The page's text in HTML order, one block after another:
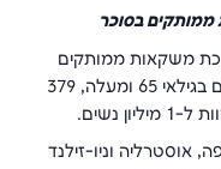
בסוכר
משקאות ממותקים
בסוכר הייתה בארה"ב וקנדה בקרב מבוגרים בגילאי 65 ומעלה, 379
20 במערב אירופה, אוסטרליה וניו-זילנד